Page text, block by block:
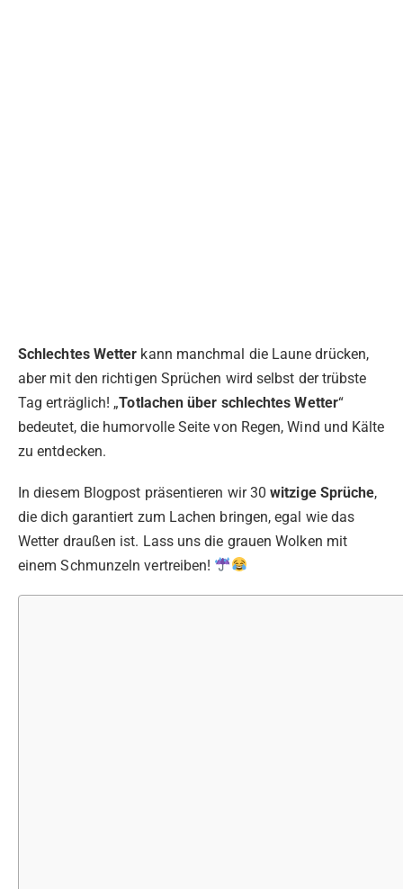
Schlechtes Wetter kann manchmal die Laune drücken,
aber mit den richtigen Sprüchen wird selbst der trübste
Tag erträglich! „Totlachen über schlechtes Wetter“
bedeutet, die humorvolle Seite von Regen, Wind und Kälte
zu entdecken.
In diesem Blogpost präsentieren wir 30witzige Sprüche,
die dich garantiert zum Lachen bringen, egal wie das
Wetter draußen ist. Lass uns die grauen Wolken mit
einem Schmunzeln vertreiben!